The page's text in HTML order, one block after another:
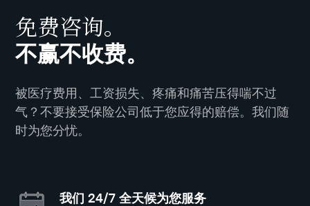
免费咨询。
不赢不收费。
被医疗费用、工资损失、疼痛和痛苦压得喘不过
气？不要接受保险公司低于您应得的赔偿。我们随
时为您分忧。
我们 24/7 全天候为您服务